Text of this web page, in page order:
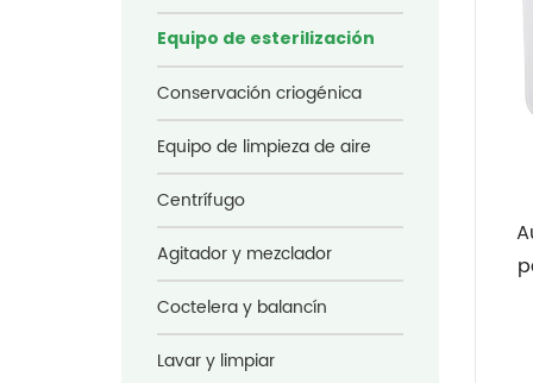
Equipo de esterilización
Conservación criogénica
Equipo de limpieza de aire
Centrífugo
Agitador y mezclador
Coctelera y balancín
Lavar y limpiar